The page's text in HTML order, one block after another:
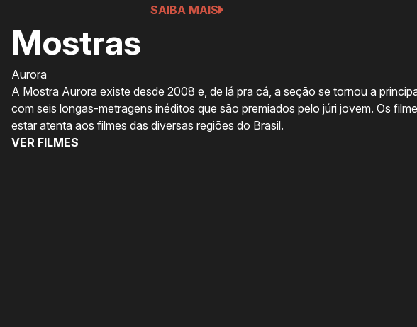
SAIBA MAIS
Mostras
Aurora
A Mostra Aurora existe desde 2008 e, de lá pra cá, a seção se tornou a
com seis longas-metragens inéditos que são premiados pelo júri jovem. Os
estar atenta aos filmes das diversas regiões do Brasil.
VER FILMES